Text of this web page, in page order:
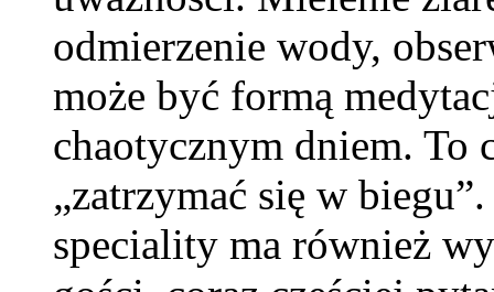
odmierzenie wody,
może być formą
chaotycznym dniem. To
„zatrzymać się w
speciality ma również